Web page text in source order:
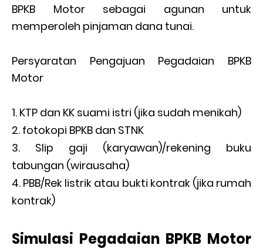
BPKB Motor sebagai agunan untuk
memperoleh pinjaman dana tunai.
Persyaratan Pengajuan Pegadaian BPKB
Motor
KTP dan KK suami istri (jika sudah menikah)
fotokopi BPKB dan STNK
Slip gaji (karyawan)/rekening buku
tabungan (wirausaha)
PBB/Rek listrik atau bukti kontrak (jika rumah
kontrak)
Simulasi Pegadaian BPKB Motor